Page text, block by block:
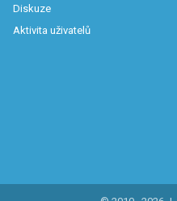
Diskuze
Aktivita uživatelů